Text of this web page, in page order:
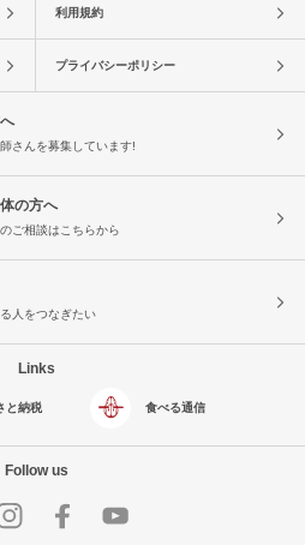
利用規約
プライバシーポリシー
さんを募集しています!
の方へ
ご相談はこちらから
人をつなぎたい
Links
と納税 食べる通信
Follow us